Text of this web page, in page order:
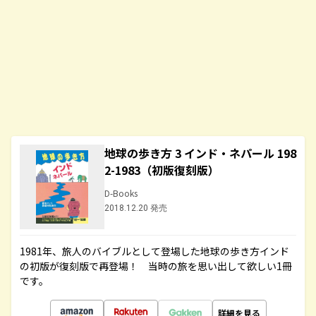
地球の歩き方 3 インド・ネパール 198
2-1983（初版復刻版）
D-Books
2018.12.20 発売
1981年、旅人のバイブルとして登場した地球の歩き方インド
の初版が復刻版で再登場！ 当時の旅を思い出して欲しい1冊
です。
詳細を見る